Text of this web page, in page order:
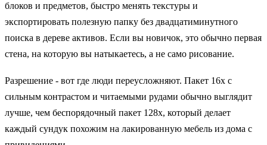
блоков и предметов, быстро менять текстуры и
экспортировать полезную папку без двадцатиминутного
поиска в дереве активов. Если вы новичок, это обычно первая
стена, на которую вы натыкаетесь, а не само рисование.
Разрешение - вот где люди переусложняют. Пакет 16x с
сильным контрастом и читаемыми рудами обычно выглядит
лучше, чем беспорядочный пакет 128x, который делает
каждый сундук похожим на лакированную мебель из дома с